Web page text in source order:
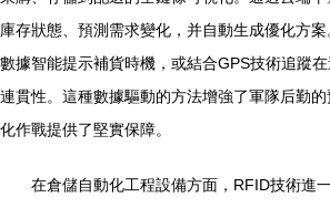
庫存狀態、預測需求變化，并自動生成優化方
數據智能提示補貨時機，或結合GPS技術追蹤
連貫性。這種數據驅動的方法增強了軍隊后勤
化作戰提供了堅實保障。
在倉儲自動化工程設備方面，RFID技術進